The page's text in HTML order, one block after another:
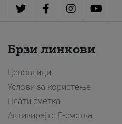
Брзи линкови
Ценовници
Услови за користење
Плати сметка
Активирајте Е-сметка